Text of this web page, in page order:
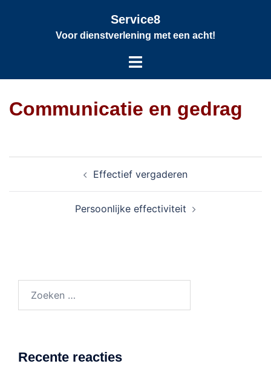
Service8
Voor dienstverlening met een acht!
Communicatie en gedrag
Effectief vergaderen
Persoonlijke effectiviteit
Recente reacties